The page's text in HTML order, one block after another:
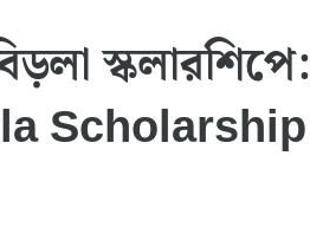
স্কলারশিপে:
Scholarship